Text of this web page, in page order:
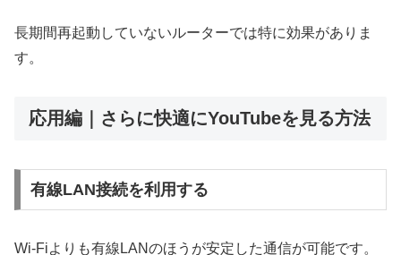
長期間再起動していないルーターでは特に効果がありま
す。
応用編｜さらに快適にYouTubeを見る方法
有線LAN接続を利用する
Wi-Fiよりも有線LANのほうが安定した通信が可能です。